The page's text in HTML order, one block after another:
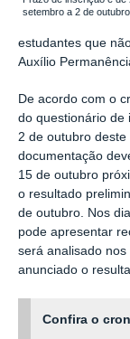
setembro a 2 de
estudantes que
Auxílio
De acordo com o
do questionário de
2 de outubro
documentação
15 de outubro
o resultado
de outubro. Nos
pode apresentar
será analisado
anunciado o
Confira o